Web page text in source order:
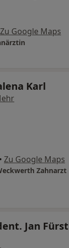
Zu Google Maps
Karl
• Zu Google Maps
Zahnarzt
Jan Fürst